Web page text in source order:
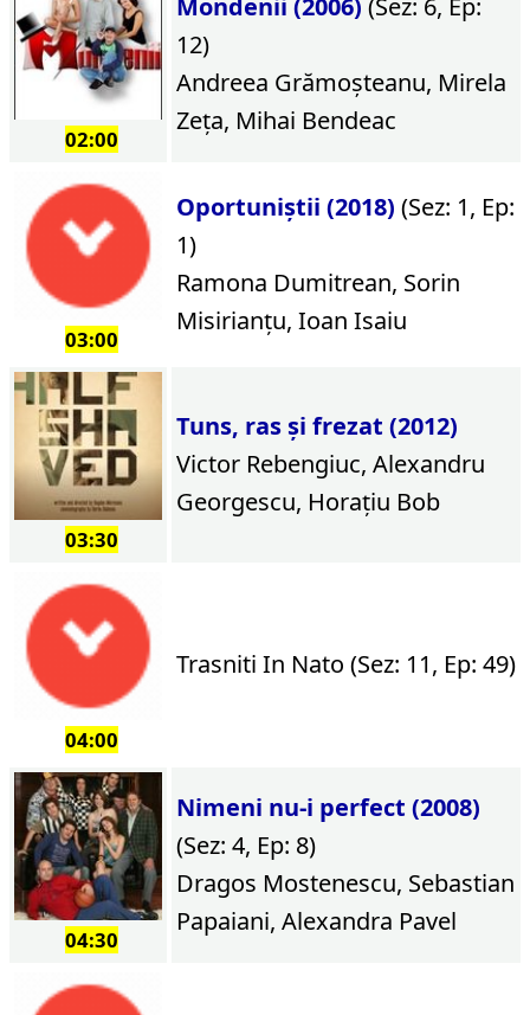
02:00
12)
Andreea Grămoșteanu, Mirela
Zeța, Mihai Bendeac
03:00
Oportuniștii (2018) (Sez: 1, Ep:
1)
Ramona Dumitrean, Sorin
Misirianțu, Ioan Isaiu
03:30
Tuns, ras și frezat (2012)
Victor Rebengiuc, Alexandru
Georgescu, Horațiu Bob
04:00
Trasniti In Nato (Sez: 11, Ep: 49)
04:30
Nimeni nu-i perfect (2008)
(Sez: 4, Ep: 8)
Dragos Mostenescu, Sebastian
Papaiani, Alexandra Pavel